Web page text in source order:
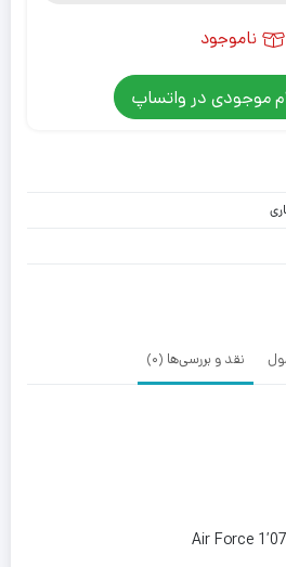
ناموجود
موجودی در واتساپ
نقد و بررسی‌ها (0)
Air Force